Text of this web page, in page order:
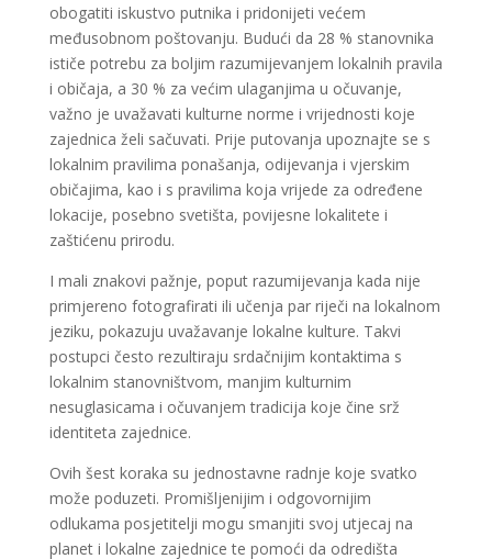
obogatiti iskustvo putnika i pridonijeti većem
međusobnom poštovanju. Budući da 28 % stanovnika
ističe potrebu za boljim razumijevanjem lokalnih pravila
i običaja, a 30 % za većim ulaganjima u očuvanje,
važno je uvažavati kulturne norme i vrijednosti koje
zajednica želi sačuvati. Prije putovanja upoznajte se s
lokalnim pravilima ponašanja, odijevanja i vjerskim
običajima, kao i s pravilima koja vrijede za određene
lokacije, posebno svetišta, povijesne lokalitete i
zaštićenu prirodu.
I mali znakovi pažnje, poput razumijevanja kada nije
primjereno fotografirati ili učenja par riječi na lokalnom
jeziku, pokazuju uvažavanje lokalne kulture. Takvi
postupci često rezultiraju srdačnijim kontaktima s
lokalnim stanovništvom, manjim kulturnim
nesuglasicama i očuvanjem tradicija koje čine srž
identiteta zajednice.
Ovih šest koraka su jednostavne radnje koje svatko
može poduzeti. Promišljenijim i odgovornijim
odlukama posjetitelji mogu smanjiti svoj utjecaj na
planet i lokalne zajednice te pomoći da odredišta